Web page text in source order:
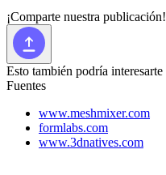
¡Comparte nuestra publicación!
Esto también podría interesarte
Fuentes
www.meshmixer.com
formlabs.com
www.3dnatives.com